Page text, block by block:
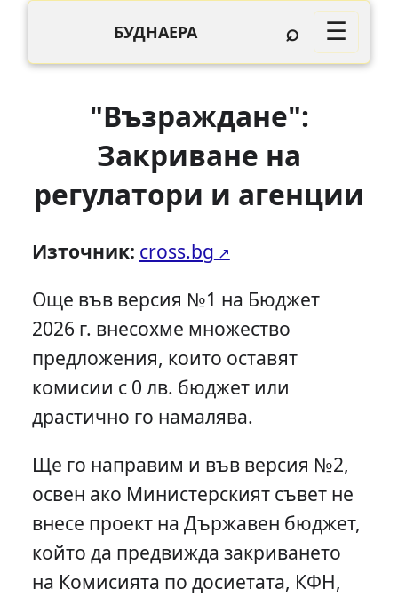
БУДНАЕРА ⌕ ☰
"Възраждане":
Закриване на
регулатори и агенции
Източник: cross.bg
Още във версия №1 на Бюджет
2026 г. внесохме множество
предложения, които оставят
комисии с 0 лв. бюджет или
драстично го намалява.
Ще го направим и във версия №2,
освен ако Министерският съвет не
внесе проект на Държавен бюджет,
който да предвижда закриването
на Комисията по досиетата, КФН,